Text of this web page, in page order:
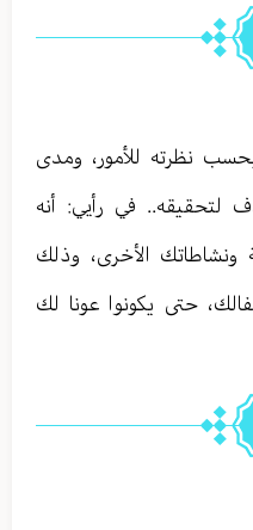
نظرته للأمور، ومدى
لتحقيقه.. في رأيي: أنه
ونشاطاتك الأخرى، وذلك
حتى يكونوا عونا لك